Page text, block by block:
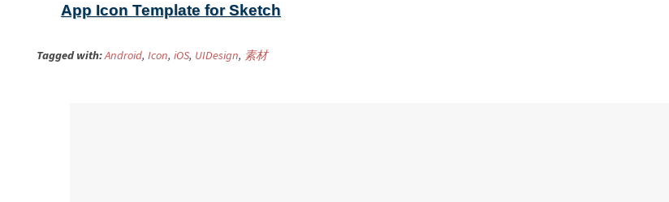
App Icon Template for Sketch
Tagged with:Android, Icon, iOS, UIDesign, 素材